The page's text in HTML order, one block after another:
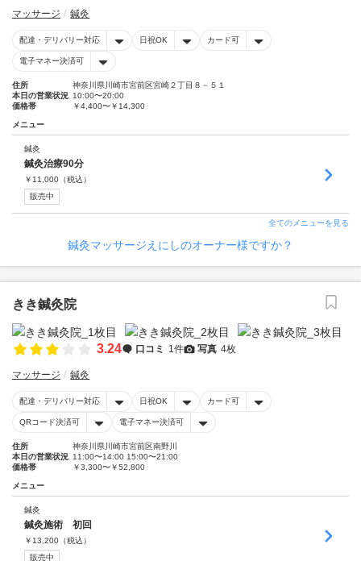
マッサージ 鍼灸
配達・デリバリー対応 日祝OK カード可
電子マネー決済可
住所
神奈川県川崎市宮前区宮崎２丁目８－５１
本日の営業状況 10:00〜20:00
価格帯
￥4,400〜￥14,300
メニュー
鍼灸
鍼灸治療90分
￥ 11,000 （税込）
販売中
全てのメニューを見る
鍼灸マッサージえにしのオーナー様ですか？
きき鍼灸院
3.24 口コミ 1件 写真 4枚
マッサージ 鍼灸
配達・デリバリー対応 日祝OK カード可
QRコード決済可 電子マネー決済可
住所
神奈川県川崎市宮前区南野川
本日の営業状況 11:00〜14:00 15:00〜21:00
価格帯
￥3,300〜￥52,800
メニュー
鍼灸
鍼灸施術 初回
￥ 13,200 （税込）
販売中